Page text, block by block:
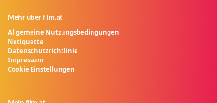
Mehr über film.at
Allgemeine Nutzungsbedingungen
Netiquette
Datenschutzrichtlinie
Impressum
Cookie Einstellungen